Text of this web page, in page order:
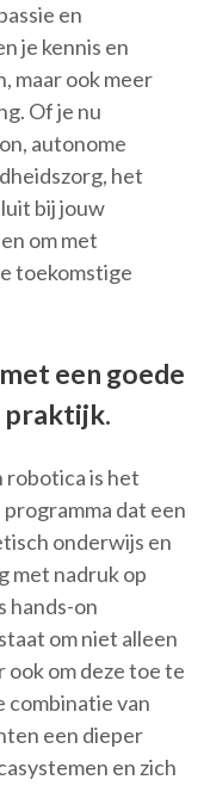
en
je kennis en
maar ook meer
Of je nu
autonome
het
bij jouw
om met
toekomstige
een goede
praktijk.
robotica is het
dat een
onderwijs en
met nadruk op
hands-on
om niet alleen
ook om deze toe te
combinatie van
een dieper
en zich